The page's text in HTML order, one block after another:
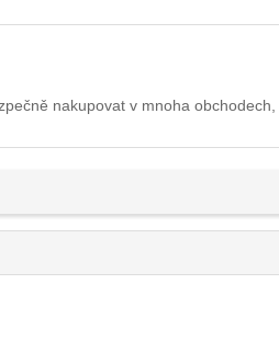
nakupovat v mnoha